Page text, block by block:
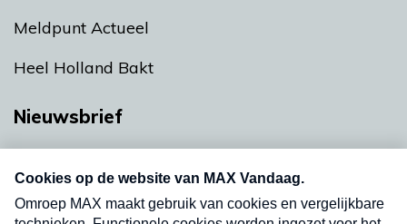
Meldpunt Actueel
Heel Holland Bakt
Nieuwsbrief
nieuwsbrief. Elke vrijdag- en dinsdagochtend in
uw mailbox.